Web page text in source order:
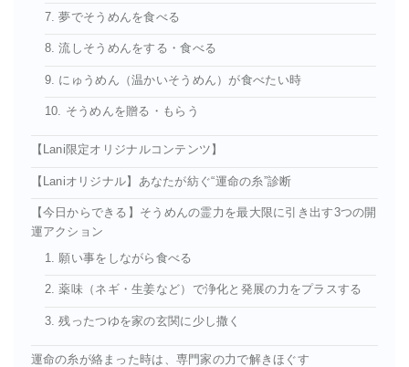
7. 夢でそうめんを食べる
8. 流しそうめんをする・食べる
9. にゅうめん（温かいそうめん）が食べたい時
10. そうめんを贈る・もらう
【Lani限定オリジナルコンテンツ】
【Laniオリジナル】あなたが紡ぐ“運命の糸”診断
【今日からできる】そうめんの霊力を最大限に引き出す3つの開
運アクション
1. 願い事をしながら食べる
2. 薬味（ネギ・生姜など）で浄化と発展の力をプラスする
3. 残ったつゆを家の玄関に少し撒く
運命の糸が絡まった時は、専門家の力で解きほぐす